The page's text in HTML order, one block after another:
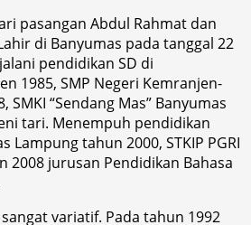
pasangan Abdul Rahmat dan
di Banyumas pada tanggal 22
pendidikan SD di
1985, SMP Negeri Kemranjen-
SMKI “Sendang Mas” Banyumas
tari. Menempuh pendidikan
Lampung tahun 2000, STKIP PGRI
2008 jurusan Pendidikan Bahasa
variatif. Pada tahun 1992